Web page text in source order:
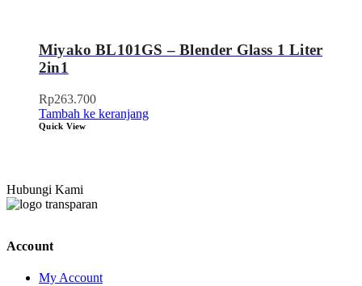
Miyako BL101GS – Blender Glass 1 Liter
2in1
Rp263.700
Tambah ke keranjang
Quick View
Hubungi Kami
Account
My Account